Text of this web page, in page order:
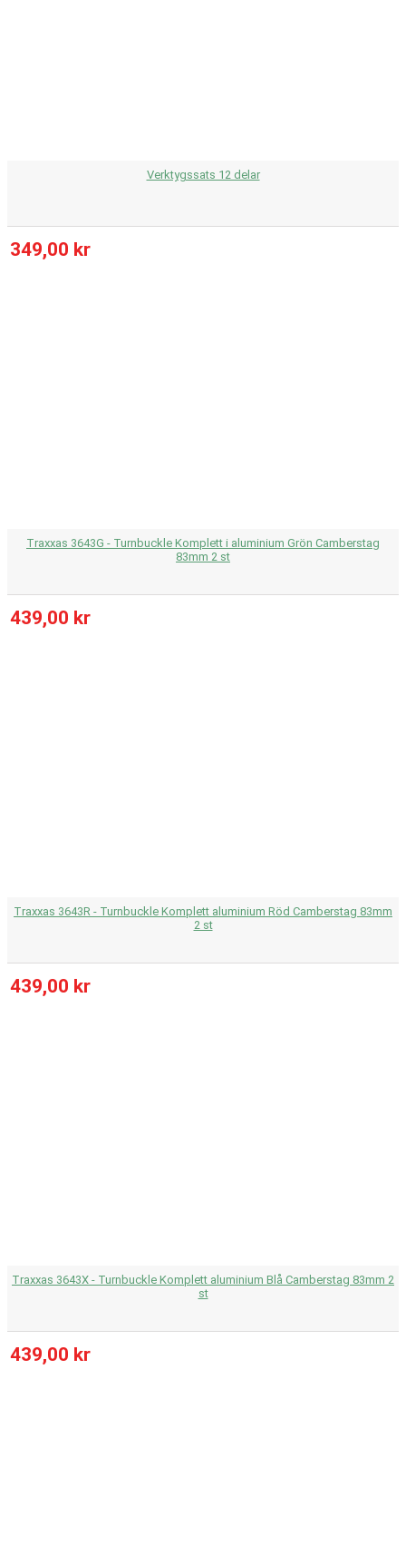
Verktygssats 12 delar
349,00 kr
Traxxas 3643G - Turnbuckle Komplett i aluminium Grön Camberstag
83mm 2 st
439,00 kr
Traxxas 3643R - Turnbuckle Komplett aluminium Röd Camberstag 83mm
2 st
439,00 kr
Traxxas 3643X - Turnbuckle Komplett aluminium Blå Camberstag 83mm 2
st
439,00 kr